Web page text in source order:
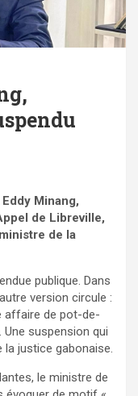
Minang,
de Libreville,
de la
publique. Dans
version circule :
affaire de pot-de-
suspension qui
la justice gabonaise.
le ministre de